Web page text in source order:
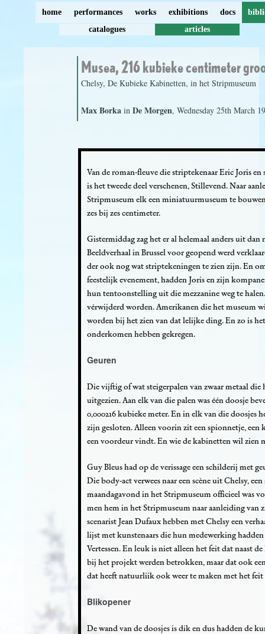
home performances works exhibitions docs
catalogues
articles
Musea, 216 kubieke centimeter
Chelsy, De Kubieke Kabinetten, in het Stripmuseum
Max Borka in De Morgen, Wednesday 25th March
Van de roman-fleuve die striptekenaar Eric Joris
is het tweede deel verschenen, Stillevend. Naar
Stripmuseum elk een miniatuurmuseum te
zes bij zes centimeter.
Gistermiddag zag het er al helemaal anders uit
Beeldverhaal in Brussel voor geopend werd
der ook nog wat striptekeningen te zien zijn. En
feestelijk evenement, hadden Joris en zijn
hun tentoonstelling uit die mezzanine weg te
vérwijderd worden. Amerikanen die het museum
worden bij het zien van dat lelijke ding. En zo is
onderkomen hebben gekregen.
Geuren
Die vijftig of wat steigerpalen van zwaar metaal
uitgezien. Aan elk van die palen was één doosje
0,000216 kubieke meter. En in elk van die doosjes
zijn gesloten. Alleen voorin zit een spionnetje, een
een voordeur vindt. En wie de kabinetten wil zien
Guy Bleus had op de verissage een schilderij met
Die body-act verwees naar een scène uit Chelsy,
maandagavond in het Stripmuseum officieel was
men hem in het Stripmuseum naar aanleiding van
scenarist Jean Dufaux hebben met Chelsy een
lijst met kunstenaars die hun medewerking
Vertessen. En leuk is niet alleen het feit dat naast
bij het projekt werden betrokken, maar dat ook
dat heeft natuurliik ook weer te maken met het
Blikopener
De wand van de doosjes is dik en dus hadden de